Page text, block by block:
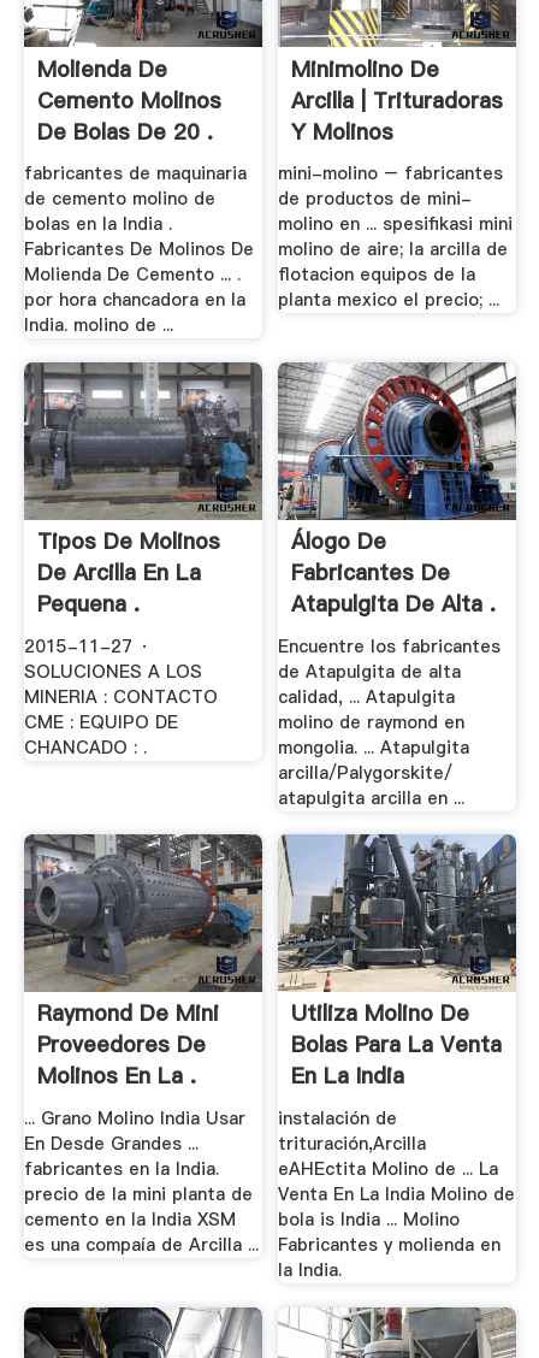
Molienda De
Cemento Molinos
De Bolas De 20 .
fabricantes de maquinaria
de cemento molino de
bolas en la India .
Fabricantes De Molinos De
Molienda De Cemento ... .
por hora chancadora en la
India. molino de ...
Minimolino De
Arcilla | Trituradoras
Y Molinos
mini-molino – fabricantes
de productos de mini-
molino en ... spesifikasi mini
molino de aire; la arcilla de
flotacion equipos de la
planta mexico el precio; ...
Tipos De Molinos
De Arcilla En La
Pequena .
2015-11-27 ·
SOLUCIONES A LOS
MINERIA : CONTACTO
CME : EQUIPO DE
CHANCADO : .
Álogo De
Fabricantes De
Atapulgita De Alta .
Encuentre los fabricantes
de Atapulgita de alta
calidad, ... Atapulgita
molino de raymond en
mongolia. ... Atapulgita
arcilla/Palygorskite/
atapulgita arcilla en ...
Raymond De Mini
Proveedores De
Molinos En La .
... Grano Molino India Usar
En Desde Grandes ...
fabricantes en la India.
precio de la mini planta de
cemento en la India XSM
es una compaía de Arcilla ...
Utiliza Molino De
Bolas Para La Venta
En La India
instalación de
trituración,Arcilla
eAHEctita Molino de ... La
Venta En La India Molino de
bola is India ... Molino
Fabricantes y molienda en
la India.